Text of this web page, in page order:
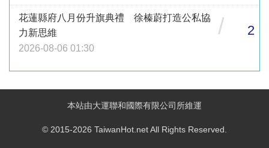
花蓮縣府八月份升旗典禮 徐榛蔚打造公私協
力新思維
2026-08-06 01:30
/ 2
本站由大運聯和國際有限公司所維運
© 2015-2026 TaiwanHot.net All Rights Reserved.